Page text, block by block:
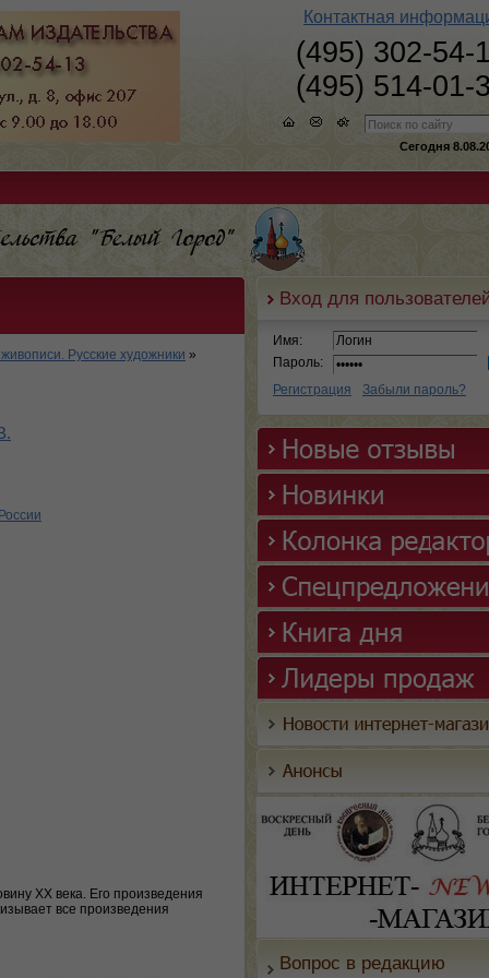
Контактная
(495) 302-54-
(495) 514-01-
Сегодня
Русские художники »
ХХ века. Его произведения
все произведения
Вход для
Имя:
Пароль:
Регистрация
Забыли пароль?
Вопрос в редакцию